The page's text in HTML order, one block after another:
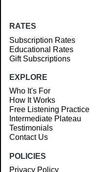
RATES
Subscription Rates
Educational Rates
Gift Subscriptions
EXPLORE
Who It's For
How It Works
Free Listening Practice
Intermediate Plateau
Testimonials
Contact Us
POLICIES
Privacy Policy